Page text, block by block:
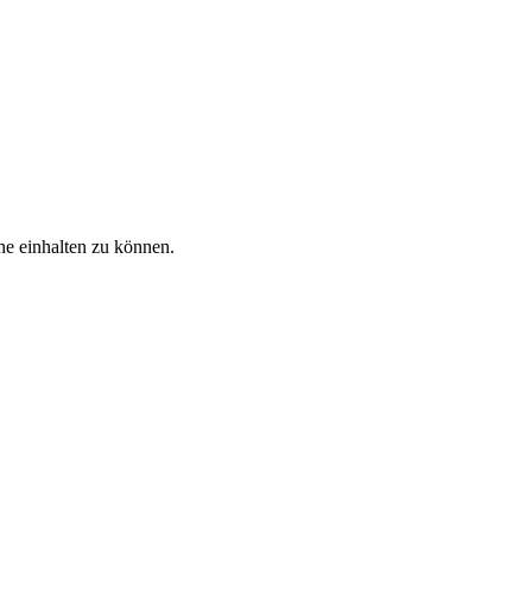
einhalten zu können.